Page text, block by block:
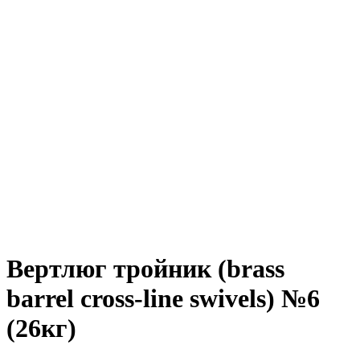
Вертлюг тройник (brass
barrel cross-line swivels) №6
(26кг)